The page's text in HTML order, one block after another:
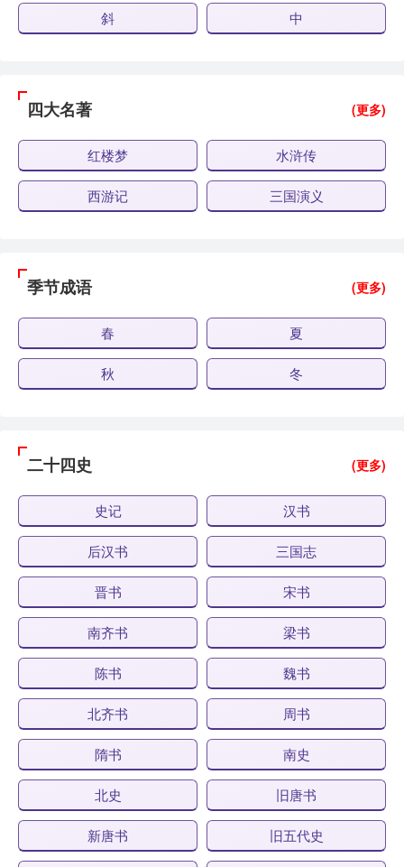
斜 中
四大名著 (更多)
红楼梦 水浒传
西游记 三国演义
季节成语 (更多)
春 夏
秋 冬
二十四史 (更多)
史记 汉书
后汉书 三国志
晋书 宋书
南齐书 梁书
陈书 魏书
北齐书 周书
隋书 南史
北史 旧唐书
新唐书 旧五代史